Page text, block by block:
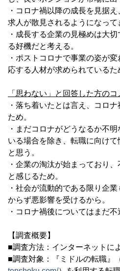
・コロナ禍以降の成長を見据
求人が散見されるようになって
・成長する企業の見極めは大
る好機だと考える。
・ポストコロナで事業の姿が
応する人材が求められているた
「思わない」と回答した方のコ
・落ち着いたとは言え、コロ
ため。
・まだコロナがどうなるか不
いる場合を除き、転職に向け
と思う。
・企業の淘汰が始まっており
と感じるため。
・社会が流動的である限り企
からず悪影響を受けるから。
・コロナ禍後についてはまだ不
【調査概要】
■調査方法：インターネットに
■調査対象：『ミドルの転職』